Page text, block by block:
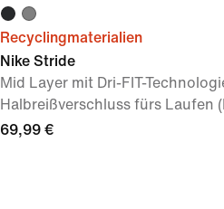
Recyclingmaterialien
Nike Stride
Mid Layer mit Dri-FIT-
Halbreißverschluss fürs Laufen
69,99 €